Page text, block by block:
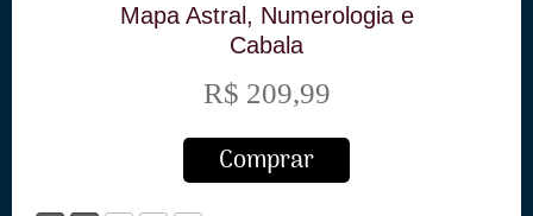
Mapa Astral, Numerologia e
Cabala
R$ 209,99
Comprar